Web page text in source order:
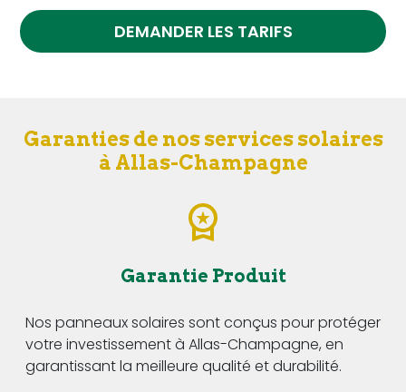
DEMANDER LES TARIFS
Garanties de nos services solaires
à Allas-Champagne
Garantie Produit
Nos panneaux solaires sont conçus pour protéger
votre investissement à Allas-Champagne, en
garantissant la meilleure qualité et durabilité.